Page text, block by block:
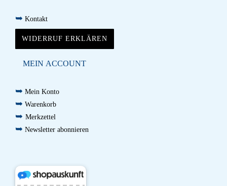
➥ Kontakt
WIDERRUF ERKLÄREN
MEIN ACCOUNT
➥ Mein Konto
➥ Warenkorb
➥ Merkzettel
➥ Newsletter abonnieren